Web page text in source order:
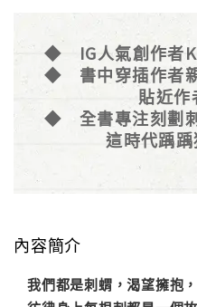
◆ IG人氣創作者
◆ 書中穿插作者親
貼近作
◆ 全書專注刻劃
這時代踽
內容簡介
我們都是刺蝟，渴望擁抱